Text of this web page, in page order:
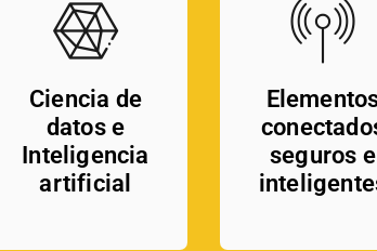
Ciencia de
datos e
Inteligencia
artificial
seguros e